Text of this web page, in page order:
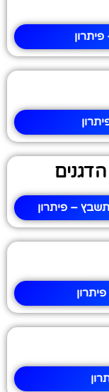
– פיתרון